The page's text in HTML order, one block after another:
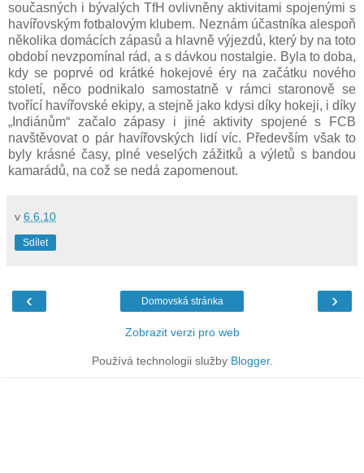
současných i bývalých TfH ovlivněny aktivitami spojenými s
havířovským fotbalovým klubem. Neznám účastníka alespoň
několika domácích zápasů a hlavně výjezdů, který by na toto
období nevzpomínal rád, a s dávkou nostalgie. Byla to doba,
kdy se poprvé od krátké hokejové éry na začátku nového
století, něco podnikalo samostatně v rámci staronově se
tvořící havířovské ekipy, a stejně jako kdysi díky hokeji, i díky
„Indiánům“ začalo zápasy i jiné aktivity spojené s FCB
navštěvovat o pár havířovských lidí víc. Především však to
byly krásné časy, plné veselých zážitků a výletů s bandou
kamarádů, na což se nedá zapomenout.
v 6.6.10
Sdílet
‹ ›
Domovská stránka
Zobrazit verzi pro web
Používá technologii služby Blogger.